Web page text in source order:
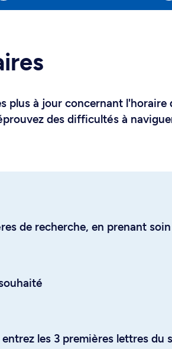
plus à jour concernant
des difficultés à
de recherche, en prenant
les 3 premières lettres du